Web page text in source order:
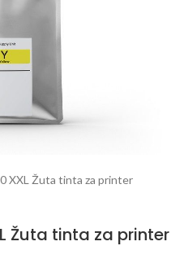
XXL Žuta tinta za printer
Žuta tinta za printer